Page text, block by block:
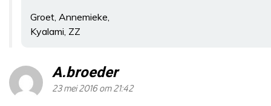
Groet, Annemieke,
Kyalami, ZZ
A.broeder
23 mei 2016 om 21:42